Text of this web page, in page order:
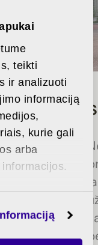
teikti
ir analizuoti
informaciją
kurie gali
arba
VOS